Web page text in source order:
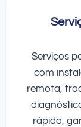
Serviços
com
remota,
rápido,